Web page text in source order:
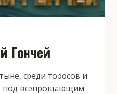
Гончей
среди торосов и
под всепрощающим